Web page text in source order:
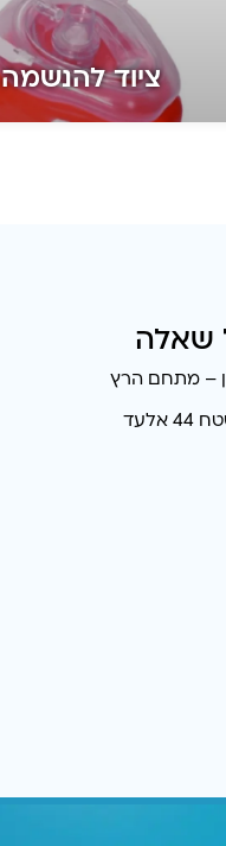
ציוד להנשמה
שאלה